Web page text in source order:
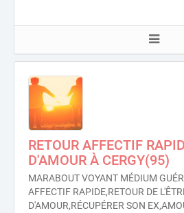
RETOUR AFFECTIF
D'AMOUR À CERGY(95)
MARABOUT VOYANT MÉDIUM
AFFECTIF RAPIDE,RETOUR DE
D'AMOUR,RÉCUPÉRER SON